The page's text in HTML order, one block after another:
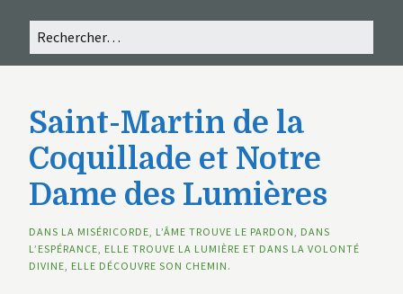
Saint-Martin de la
Coquillade et Notre
Dame des Lumières
DANS LA MISÉRICORDE, L’ÂME TROUVE LE PARDON, DANS
L’ESPÉRANCE, ELLE TROUVE LA LUMIÈRE ET DANS LA VOLONTÉ
DIVINE, ELLE DÉCOUVRE SON CHEMIN.